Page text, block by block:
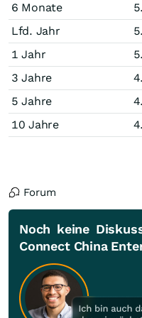
6 Monate
Lfd. Jahr
1 Jahr
3 Jahre
5 Jahre
10 Jahre
Forum
Noch keine
Connect China